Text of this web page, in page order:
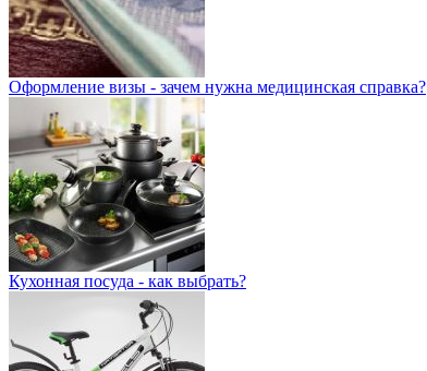
Оформление визы - зачем нужна медицинская справка?
Кухонная посуда - как выбрать?